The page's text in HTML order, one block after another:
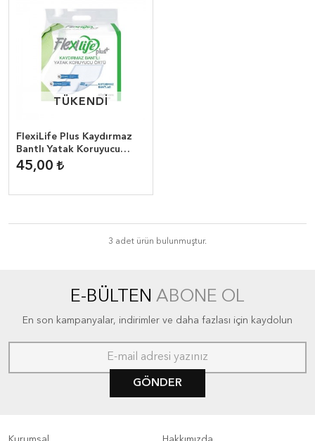
TÜKENDİ
TÜKENDİ
FlexiLife Plus Kaydırmaz
Bantlı Yatak Koruyucu
Örtü
45,00
3 adet ürün bulunmuştur.
E-BÜLTEN ABONE OL
En son kampanyalar, indirimler ve daha fazlası için kaydolun
GÖNDER